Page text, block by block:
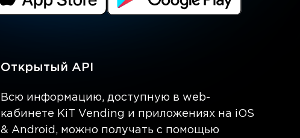
Открытый API
Всю информацию, доступную в web-
кабинете KiT Vending и приложениях на iOS
& Android, можно получать с помощью